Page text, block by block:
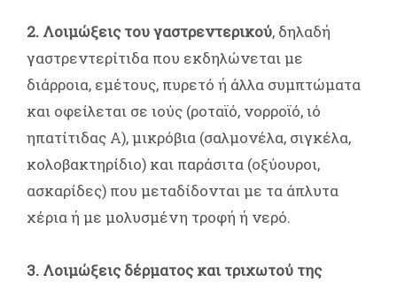
2. Λοιμώξεις του γαστρεντερικού, δηλαδή
γαστρεντερίτιδα που εκδηλώνεται με
διάρροια, εμέτους, πυρετό ή άλλα συμπτώματα
και οφείλεται σε ιούς (ροταϊό, νορροϊό, ιό
ηπατίτιδας Α), μικρόβια (σαλμονέλα, σιγκέλα,
κολοβακτηρίδιο) και παράσιτα (οξύουροι,
ασκαρίδες) που μεταδίδονται με τα άπλυτα
χέρια ή με μολυσμένη τροφή ή νερό.
3. Λοιμώξεις δέρματος και τριχωτού της